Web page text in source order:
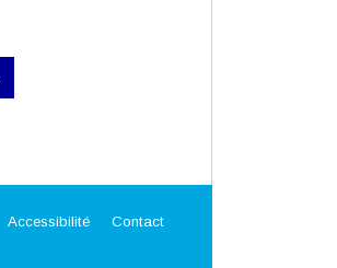
Accessibilité Contact